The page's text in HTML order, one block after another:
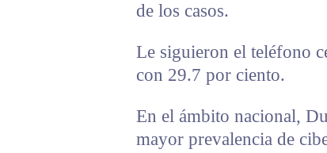
de los casos.
Le siguieron el teléfono
con 29.7 por ciento.
En el ámbito nacional,
mayor prevalencia de